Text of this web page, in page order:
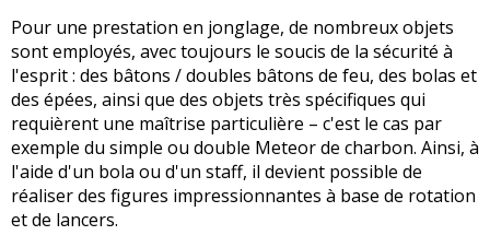
Pour une prestation en jonglage, de nombreux objets
sont employés, avec toujours le soucis de la sécurité à
l'esprit : des bâtons / doubles bâtons de feu, des bolas et
des épées, ainsi que des objets très spécifiques qui
requièrent une maîtrise particulière – c'est le cas par
exemple du simple ou double Meteor de charbon. Ainsi, à
l'aide d'un bola ou d'un staff, il devient possible de
réaliser des figures impressionnantes à base de rotation
et de lancers.